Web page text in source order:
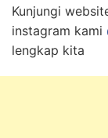
Kunjungi
instagram kami
lengkap kita